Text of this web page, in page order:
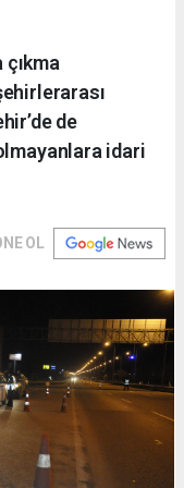
de
idari
OL